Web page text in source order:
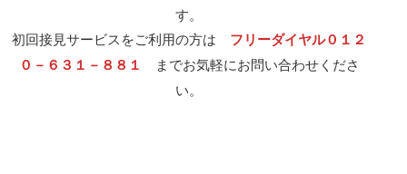
す。
初回接見サービスをご利用の方は フリーダイヤル０１２
０－６３１－８８１
までお気軽にお問い合わせくださ
い。